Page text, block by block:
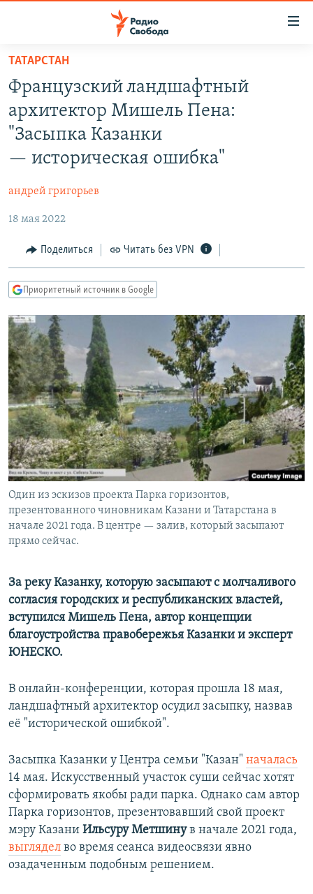
упрощенного
доступа
основному
содержанию
навигации
Вернутся
поиску
ПОДКАСТЫ
АВТОРСКИЕ ПРОЕКТЫ
КУЛЬТУРА
IDEL.РЕАЛИИ
КАВКАЗ.РЕАЛИИ
СИБИРЬ.РЕАЛИИ
РАСПИСАНИЕ ВЕЩАНИЯ
ПОДПИШИТЕСЬ НА РАССЫЛКУ
СОЦИАЛЬНЫЕ СЕТИ
Все сайты РСЕ/РС
ТАТАРСТАН
Французский ландшафтный
архитектор Мишель Пена:
"Засыпка Казанки
— историческая ошибка"
андрей григорьев
18 мая 2022
Поделиться Читать без VPN
Приоритетный источник в Google
Один из эскизов проекта Парка горизонтов,
презентованного чиновникам Казани и Татарстана в
начале 2021 года. В центре — залив, который засыпают
прямо сейчас.
За реку Казанку, которую засыпают с молчаливого
согласия городских и республиканских властей,
вступился Мишель Пена, автор концепции
благоустройства правобережья Казанки и эксперт
ЮНЕСКО.
В онлайн-конференции, которая прошла 18 мая,
ландшафтный архитектор осудил засыпку, назвав
её "исторической ошибкой".
Засыпка Казанки у Центра семьи "Казан" началась
14 мая. Искусственный участок суши сейчас хотят
сформировать якобы ради парка. Однако сам автор
Парка горизонтов, презентовавший свой проект
мэру Казани Ильсуру Метшинув начале 2021 года,
выглядел во время сеанса видеосвязи явно
озадаченным подобным решением.